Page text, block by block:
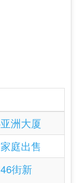
洲大厦
庭出售
街新